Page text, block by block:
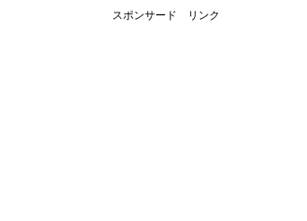
スポンサード リンク